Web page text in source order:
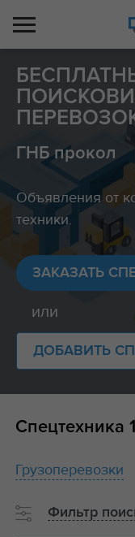
ГНБ прокол
Объявления от
техники.
ЗАКАЗАТЬ
или
ДОБАВИТЬ
Спецтехника
Грузоперевозки
Фильтр